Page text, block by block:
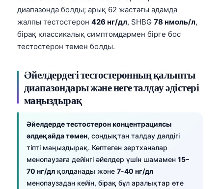
диапазонда болды; арық 62 жастағы адамда
жалпы тестостерон 426 нг/дл, SHBG 78 нмоль/л,
бірақ классикалық симптомдармен бірге бос
тестостерон төмен болды.
Әйелдердегі тестостеронның қалыпты
диапазондары және неге талдау әдістері
маңыздырақ
Әйелдерде тестостерон концентрациясы
әлдеқайда төмен, сондықтан талдау дәлдігі
тіпті маңыздырақ. Көптеген зертханалар
менопаузаға дейінгі әйелдер үшін шамамен 15–
70 нг/дл қолданады және 7-40 нг/дл
менопаузадан кейін, бірақ бұл аралықтар өте
Slovenčina
كوردی‎
پښتو
سنڌي
Galego
Македонски јазик
Euskara
Gàidhlig